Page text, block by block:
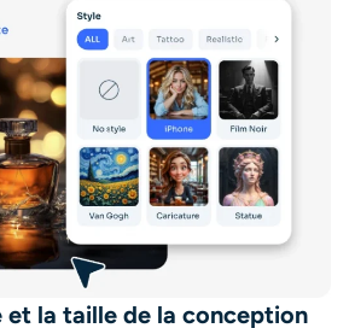
et la taille de la conception